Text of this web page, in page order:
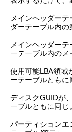
メインヘッダー
ダーテーブル内の
メインヘッダー
ーテーブル内のメ
使用可能LBA領域
ーテーブルともに
ディスクGUIDが
ーブルともに同じ。
パーティションエ